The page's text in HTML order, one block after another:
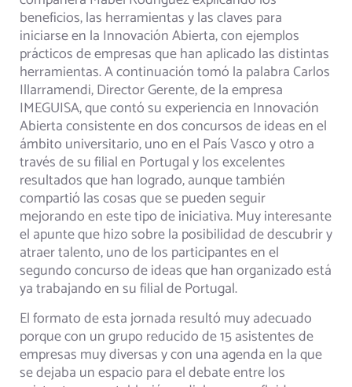
beneficios, las herramientas y las claves para
iniciarse en la Innovación Abierta, con ejemplos
prácticos de empresas que han aplicado las distintas
herramientas. A continuación tomó la palabra Carlos
Illarramendi, Director Gerente, de la empresa
IMEGUISA, que contó su experiencia en Innovación
Abierta consistente en dos concursos de ideas en el
ámbito universitario, uno en el País Vasco y otro a
través de su filial en Portugal y los excelentes
resultados que han logrado, aunque también
compartió las cosas que se pueden seguir
mejorando en este tipo de iniciativa. Muy interesante
el apunte que hizo sobre la posibilidad de descubrir y
atraer talento, uno de los participantes en el
segundo concurso de ideas que han organizado está
ya trabajando en su filial de Portugal.
El formato de esta jornada resultó muy adecuado
porque con un grupo reducido de 15 asistentes de
empresas muy diversas y con una agenda en la que
se dejaba un espacio para el debate entre los